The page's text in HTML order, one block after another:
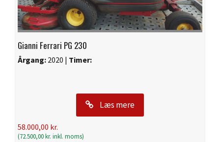
Gianni Ferrari PG 230
Årgang: 2020 | Timer:
Læs mere
58.000,00 kr.
(72.500,00kr. inkl. moms)